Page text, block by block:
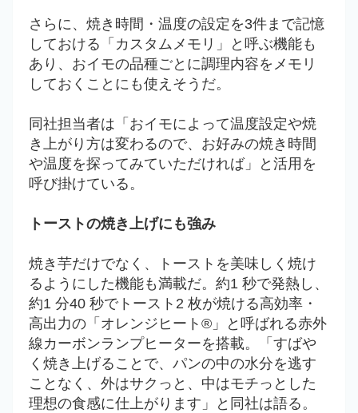
さらに、焼き時間・温度の設定を3件まで記憶
しておける「カスタムメモリ」と呼ぶ機能も
あり、おイモの品種ごとに調理内容をメモリ
しておくことにも使えそうだ。
同社担当者は「おイモによって温度設定や焼
き上がり方は変わるので、お好みの焼き時間
や温度を探ってみていただければ」と活用を
呼び掛けている。
トーストの焼き上げにも強み
焼き芋だけでなく、トーストを美味しく焼け
るようにした機能も満載だ。約1 秒で発熱し、
約1 分40 秒でトースト2 枚が焼ける高効率・
高出力の「オレンジヒート®」と呼ばれる赤外
線カーボンランプヒーターを搭載。「すばや
く焼き上げることで、パンの中の水分を逃す
ことなく、外はサクっと、中はモチっとした
理想の食感に仕上がります」と同社は語る。